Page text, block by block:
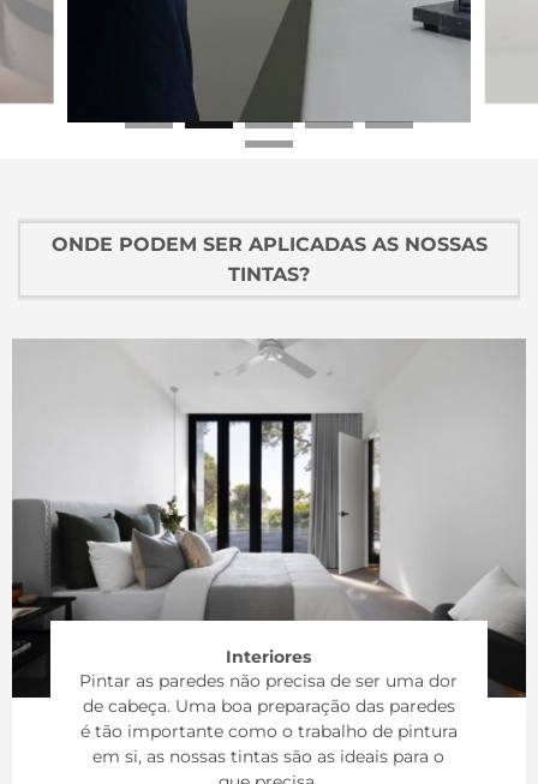
ONDE PODEM SER APLICADAS AS NOSSAS
TINTAS?
Interiores
Pintar as paredes não precisa de ser uma dor
de cabeça. Uma boa preparação das paredes
é tão importante como o trabalho de pintura
em si, as nossas tintas são as ideais para o